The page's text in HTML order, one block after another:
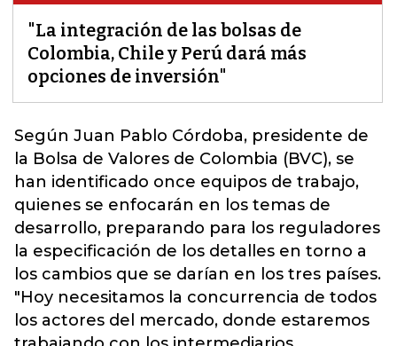
"La integración de las bolsas de
Colombia, Chile y Perú dará más
opciones de inversión"
Según Juan Pablo Córdoba, presidente de
la Bolsa de Valores de Colombia (BVC), se
han identificado once equipos de trabajo,
quienes se enfocarán en los temas de
desarrollo, preparando para los reguladores
la especificación de los detalles en torno a
los cambios que se darían en los tres países.
"Hoy necesitamos la concurrencia de todos
los actores del mercado, donde estaremos